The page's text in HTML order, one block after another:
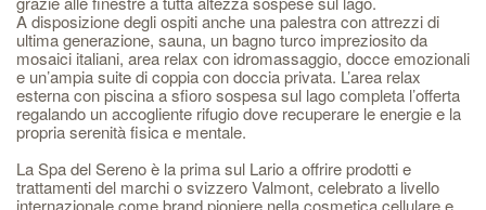
A disposizione degli ospiti anche una palestra con attrezzi di
ultima generazione, sauna, un bagno turco impreziosito da
mosaici italiani, area relax con idromassaggio, docce emozionali
e un’ampia suite di coppia con doccia privata. L’area relax
esterna con piscina a sfioro sospesa sul lago completa l’offerta
regalando un accogliente rifugio dove recuperare le energie e la
propria serenità fisica e mentale.
La Spa del Sereno è la prima sul Lario a offrire prodotti e
trattamenti del marchi o svizzero Valmont, celebrato a livello
internazionale come brand pioniere nella cosmetica cellulare e